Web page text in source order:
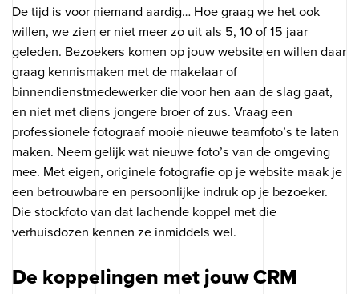
De tijd is voor niemand aardig… Hoe graag we het ook
willen, we zien er niet meer zo uit als 5, 10 of 15 jaar
geleden. Bezoekers komen op jouw website en willen daar
graag kennismaken met de makelaar of
binnendienstmedewerker die voor hen aan de slag gaat,
en niet met diens jongere broer of zus. Vraag een
professionele fotograaf mooie nieuwe teamfoto’s te laten
maken. Neem gelijk wat nieuwe foto’s van de omgeving
mee. Met eigen, originele fotografie op je website maak je
een betrouwbare en persoonlijke indruk op je bezoeker.
Die stockfoto van dat lachende koppel met die
verhuisdozen kennen ze inmiddels wel.
De koppelingen met jouw CRM